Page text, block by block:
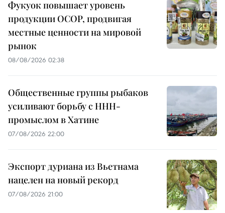
Фукуок повышает уровень
продукции OCOP, продвигая
местные ценности на мировой
рынок
08/08/2026 02:38
Общественные группы рыбаков
усиливают борьбу с ННН-
промыслом в Хатине
07/08/2026 22:00
Экспорт дуриана из Вьетнама
нацелен на новый рекорд
07/08/2026 21:00